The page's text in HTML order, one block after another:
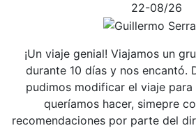
22-08/26
¡Un viaje genial! Viajamos un
durante 10 días y nos encantó.
pudimos modificar el viaje
queríamos hacer, simepre
recomendaciones por parte del